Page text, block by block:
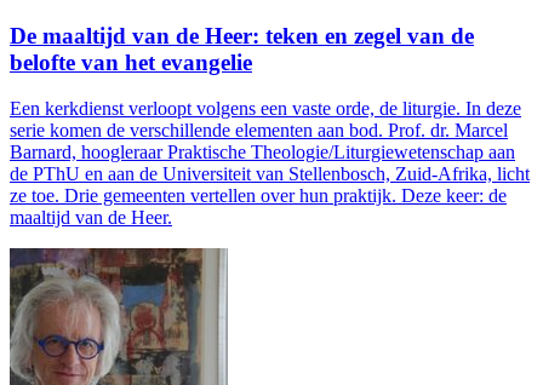
De maaltijd van de Heer: teken en zegel van de
belofte van het evangelie
Een kerkdienst verloopt volgens een vaste orde, de liturgie. In deze
serie komen de verschillende elementen aan bod. Prof. dr. Marcel
Barnard, hoogleraar Praktische Theologie/Liturgiewetenschap aan
de PThU en aan de Universiteit van Stellenbosch, Zuid-Afrika, licht
ze toe. Drie gemeenten vertellen over hun praktijk. Deze keer: de
maaltijd van de Heer.